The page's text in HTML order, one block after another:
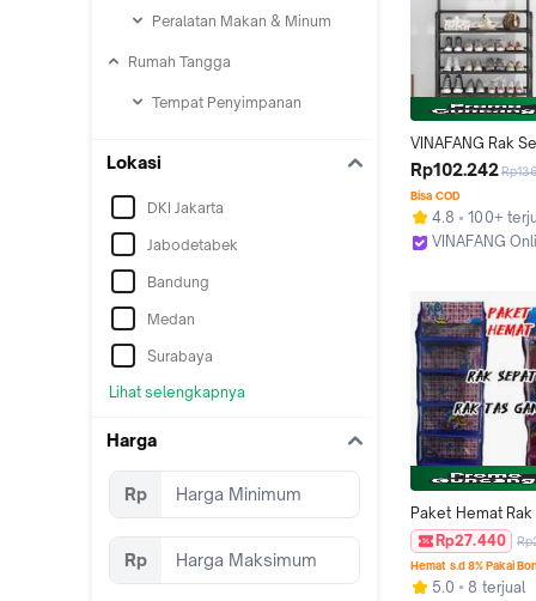
Peralatan Makan & Minum
Rumah Tangga
Tempat Penyimpanan
Lokasi
DKI Jakarta
Jabodetabek
Bandung
Medan
Surabaya
Lihat selengkapnya
Harga
Rp
Rp
VINAFANG Rak
Gantung
Portable 5 Susun
Hanger Bahan
Karat rak sepatu
multifungsi、
Tempat Topi Rak
Serbaguna Rak
Baju Hanger Tas
Rp102.242
Bisa COD
4.8
100+
VINAFANG
Paket Hemat
Susun 9 & Rak
Susun 5 Buy One
dengan Desain
Rp27.440
Hemat s.d 8% Pakai
5.0
8 terjual